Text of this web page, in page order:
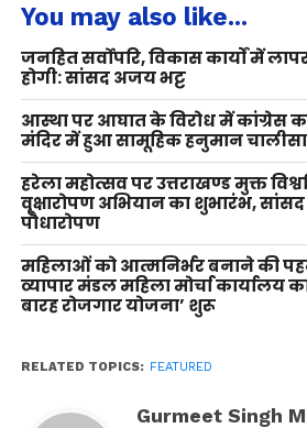
You may also like...
जनहित सर्वोपरि, विकास कार्यों में
होगी: सांसद अजय भट्ट
आस्था पर आघात के विरोध में कांग्रेस
मंदिर में हुआ सामूहिक हनुमान चालीसा
हरेला महोत्सव पर उत्तराखण्ड मुक्त
वृक्षारोपण अभियान का शुभारंभ,
पौधारोपण
महिलाओं को आत्मनिर्भर बनाने की
व्यापार मंडल महिला मोर्चा कार्यालय
बारह रोजगार योजना’ शुरू
RELATED TOPICS: FEATURED
Gurmeet Singh